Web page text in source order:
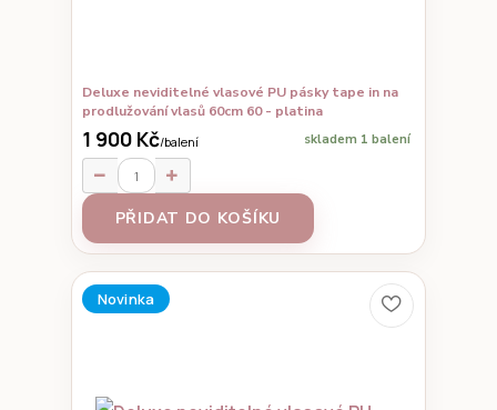
Deluxe neviditelné vlasové PU pásky tape in na
prodlužování vlasů 60cm 60 - platina
1 900 Kč/balení skladem 1 balení
PŘIDAT DO KOŠÍKU
Novinka